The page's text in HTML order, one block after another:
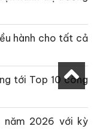
hành cho tất cả
tới Top 10 công
năm 2026 với kỳ